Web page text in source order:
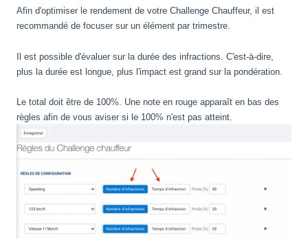
Afin d'optimiser le rendement de votre Challenge Chauffeur, il est
recommandé de focuser sur un élément par trimestre.
Il est possible d'évaluer sur la durée des infractions. C'est-à-dire,
plus la durée est longue, plus l'impact est grand sur la pondération.
Le total doit être de 100%. Une note en rouge apparaît en bas des
règles afin de vous aviser si le 100% n'est pas atteint.